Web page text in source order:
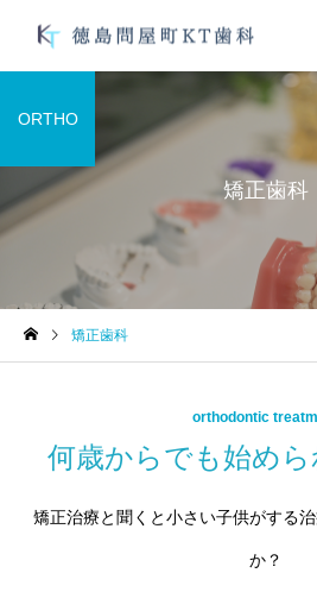
デュアルホワイトニン
グ
オーラルフレイル
矯正歯科
ORTHO
矯正歯科
orthodontic
何歳からでも始め
矯正治療と聞くと小さい子供がする
か？